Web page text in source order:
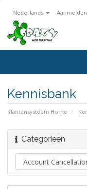
Nederlands Aanmelden
Kennisbank
Klantensysteem Home
Categorieën